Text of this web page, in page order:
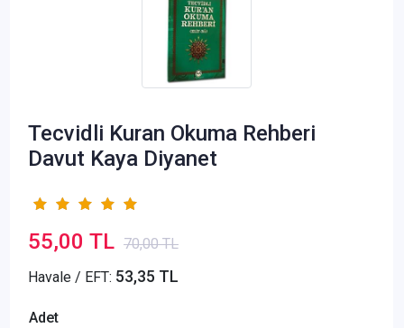
Tecvidli Kuran Okuma Rehberi
Davut Kaya Diyanet
55,00 TL 70,00 TL
Havale / EFT: 53,35 TL
Adet